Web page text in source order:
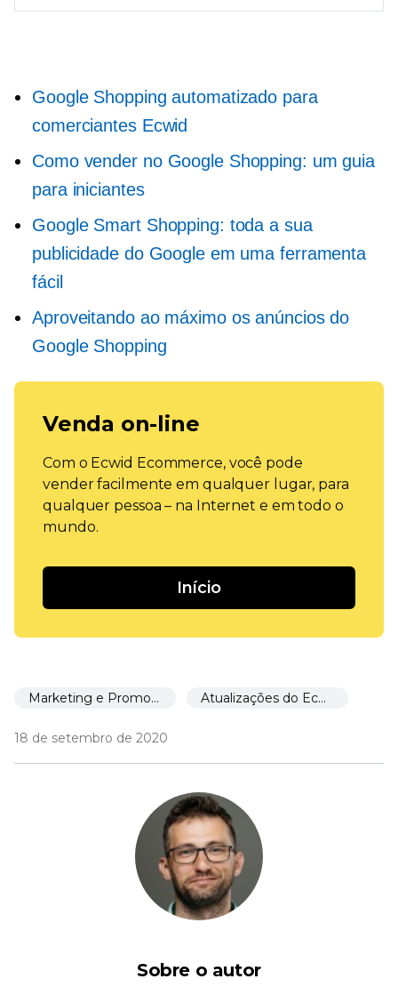
Google Shopping automatizado para
comerciantes Ecwid
Como vender no Google Shopping: um guia
para iniciantes
Google Smart Shopping: toda a sua
publicidade do Google em uma ferramenta
fácil
Aproveitando ao máximo os anúncios do
Google Shopping
Venda on-line
Com o Ecwid Ecommerce, você pode
vender facilmente em qualquer lugar, para
qualquer pessoa – na Internet e em todo o
mundo.
Início
Marketing e Promoção Atualizações do Ecwid
18 de setembro de 2020
Sobre o autor